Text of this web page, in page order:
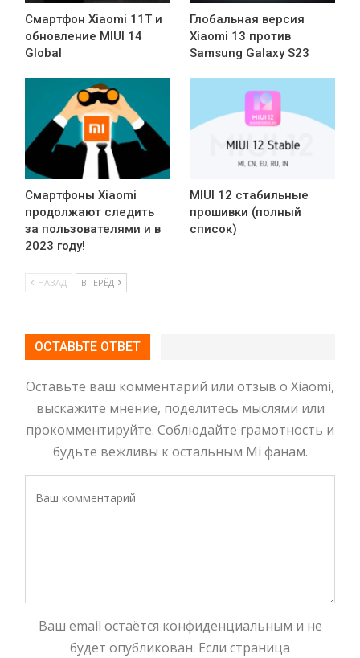
Смартфон Xiaomi 11T и
обновление MIUI 14
Global
Глобальная версия
Xiaomi 13 против
Samsung Galaxy S23
Смартфоны Xiaomi
продолжают следить
за пользователями и в
2023 году!
MIUI 12 стабильные
прошивки (полный
список)
НАЗАД ВПЕРЁД
ОСТАВЬТЕ ОТВЕТ
Оставьте ваш комментарий или отзыв о Xiaomi,
выскажите мнение, поделитесь мыслями или
прокомментируйте. Соблюдайте грамотность и
будьте вежливы к остальным Mi фанам.
Ваш email остаётся конфиденциальным и не
будет опубликован. Если страница